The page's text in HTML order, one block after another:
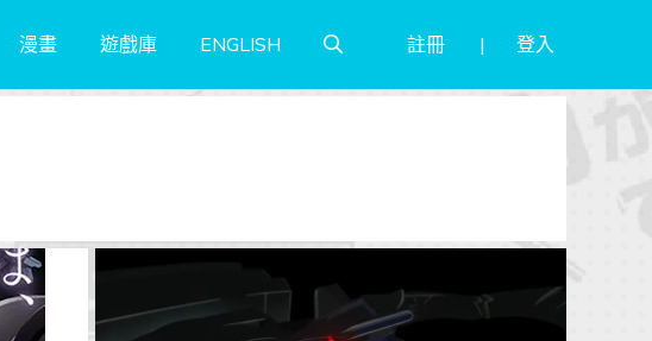
漫畫 遊戲庫 ENGLISH 註冊 登入